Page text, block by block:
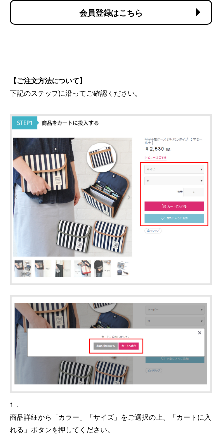
会員登録はこちら
【ご注文方法について】
下記のステップに沿ってご確認ください。
1．
商品詳細から「カラー」「サイズ」をご選択の上、「カートに入
れる」ボタンを押してください。